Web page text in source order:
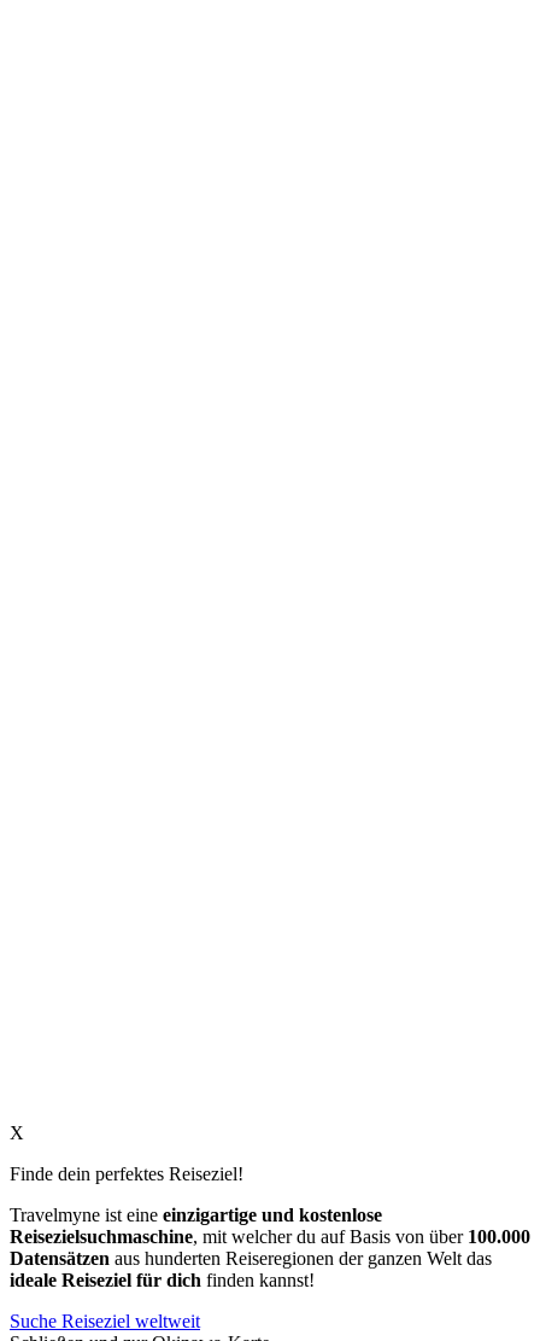
X
Finde dein perfektes Reiseziel!
Travelmyne ist eine einzigartige und kostenlose
Reisezielsuchmaschine, mit welcher du auf Basis von über 100.000
Datensätzen aus hunderten Reiseregionen der ganzen Welt das
ideale Reiseziel für dich finden kannst!
Suche Reiseziel weltweit